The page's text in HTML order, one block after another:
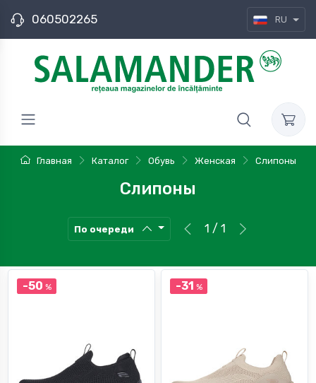
060502265 RU
Главная Каталог Обувь Женская Слипоны
Слипоны
По очереди 1 / 1
-50 % -31 %